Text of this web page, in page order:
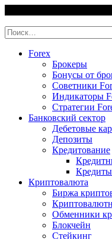
content
Найти:
Forex
Брокеры
Бонусы от
Советники
Индикаторы
Стратегии
Банковский сектор
Дебетовые
Депозиты
Кредитование
Кредиты
Криптовалюта
Биржа
Обменники
Блокчейн
Стейкинг